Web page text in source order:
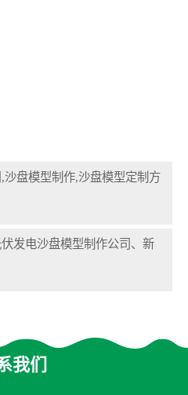
沙盘模型制作,沙盘模型定制方
发电沙盘模型制作公司、新
我们